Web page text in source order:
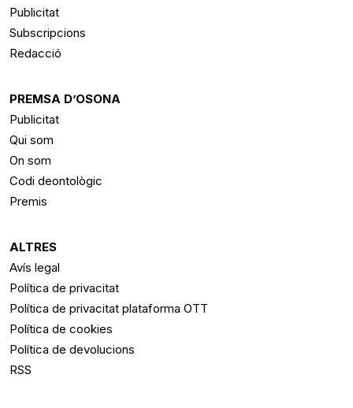
Publicitat
Subscripcions
Redacció
PREMSA D’OSONA
Publicitat
Qui som
On som
Codi deontològic
Premis
ALTRES
Avís legal
Política de privacitat
Política de privacitat plataforma OTT
Política de cookies
Política de devolucions
RSS